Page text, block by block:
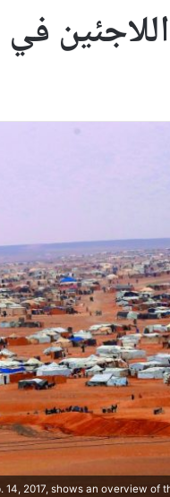
2017, shows an overview of